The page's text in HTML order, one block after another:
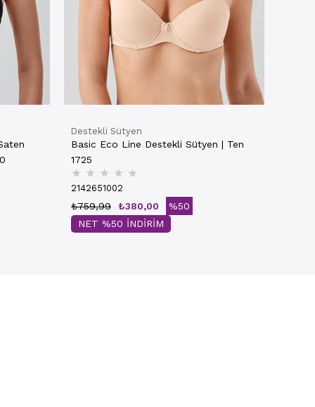
Destekli Sütyen
Basic Eco Line Destekli Sütyen | Ten
1725
★ ★ ★ ★ ★
2142651002
₺380,00
₺759,99
%50
NET %50 İNDİRİM